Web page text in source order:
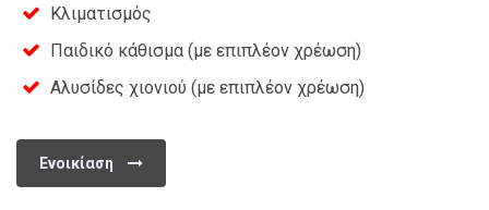
Κλιματισμός
Παιδικό κάθισμα (με επιπλέον χρέωση)
Αλυσίδες χιονιού (με επιπλέον χρέωση)
Ενοικίαση